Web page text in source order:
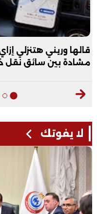
قالها وريني هتنزلي
مشادة بين سائق نقل
لا يفوتك